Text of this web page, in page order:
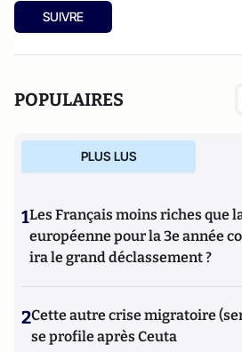
SUIVRE
POPULAIRES
PLUS LUS
1Les Français moins riches que
européenne pour la 3e année
ira le grand déclassement ?
2Cette autre crise migratoire
se profile après Ceuta